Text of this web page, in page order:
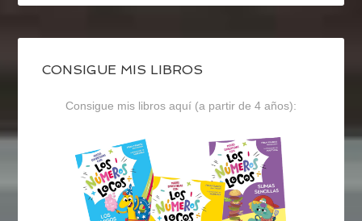
CONSIGUE MIS LIBROS
Consigue mis libros aquí (a partir de 4 años):